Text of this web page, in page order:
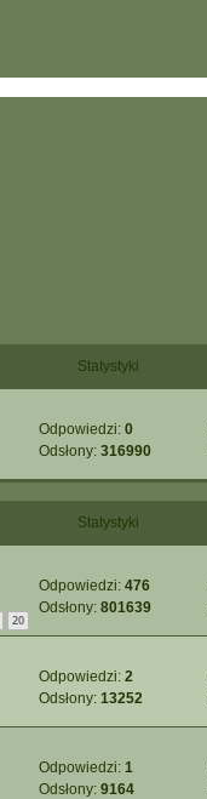
Statystyki
Odpowiedzi: 0
Odsłony: 316990
Statystyki
20
Odpowiedzi: 476
Odsłony: 801639
Odpowiedzi: 2
Odsłony: 13252
Odpowiedzi: 1
Odsłony: 9164